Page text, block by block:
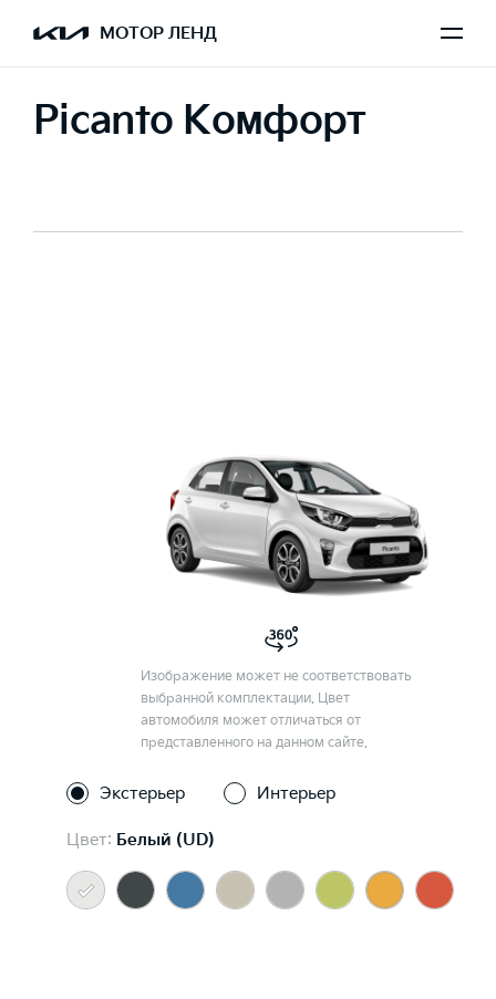
МОТОР ЛЕНД
Picanto Комфорт
Изображение может не соответствовать
выбранной комплектации. Цвет
автомобиля может отличаться от
представленного на данном сайте.
Экстерьер Интерьер
Цвет: Белый (UD)